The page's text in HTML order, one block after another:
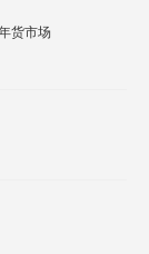
“鸿”年货市场